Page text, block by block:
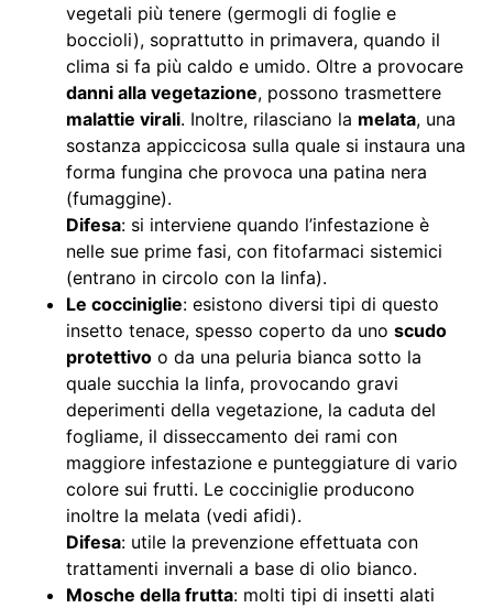
vegetali più tenere (germogli di foglie e
boccioli), soprattutto in primavera, quando il
clima si fa più caldo e umido. Oltre a provocare
danni alla vegetazione, possono trasmettere
malattie virali. Inoltre, rilasciano la melata, una
sostanza appiccicosa sulla quale si instaura una
forma fungina che provoca una patina nera
(fumaggine).
Difesa: si interviene quando l’infestazione è
nelle sue prime fasi, con fitofarmaci sistemici
(entrano in circolo con la linfa).
Le cocciniglie: esistono diversi tipi di questo
insetto tenace, spesso coperto da uno scudo
protettivo o da una peluria bianca sotto la
quale succhia la linfa, provocando gravi
deperimenti della vegetazione, la caduta del
fogliame, il disseccamento dei rami con
maggiore infestazione e punteggiature di vario
colore sui frutti. Le cocciniglie producono
inoltre la melata (vedi afidi).
Difesa: utile la prevenzione effettuata con
trattamenti invernali a base di olio bianco.
Mosche della frutta: molti tipi di insetti alati